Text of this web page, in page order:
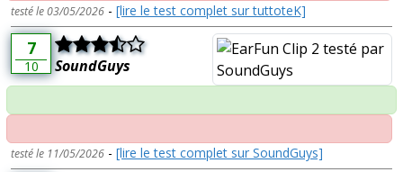
testé le 03/05/2026 - [lire le test complet sur tuttoteK]
7
10 SoundGuys
testé le 11/05/2026 - [lire le test complet sur SoundGuys]